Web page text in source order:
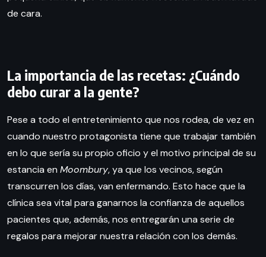
de cara.
La importancia de las recetas: ¿Cuándo
debo curar a la gente?
Pese a todo el entretenimiento que nos rodea, de vez en
cuando nuestro protagonista tiene que trabajar también
en lo que sería su propio oficio y el motivo principal de su
estancia en Moombury, ya que los vecinos, según
transcurren los días, van enfermando. Esto hace que la
clínica sea vital para ganarnos la confianza de aquellos
pacientes que, además, nos entregarán una serie de
regalos para mejorar nuestra relación con los demás.